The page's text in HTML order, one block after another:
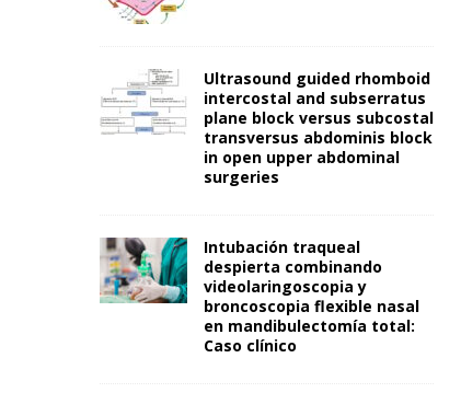
Ultrasound guided rhomboid
intercostal and subserratus
plane block versus subcostal
transversus abdominis block
in open upper abdominal
surgeries
Intubación traqueal
despierta combinando
videolaringoscopia y
broncoscopia flexible nasal
en mandibulectomía total:
Caso clínico